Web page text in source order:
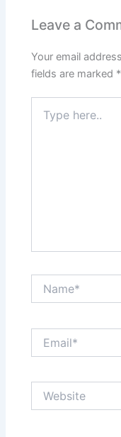
Leave a
Your email
fields are marked *
here..